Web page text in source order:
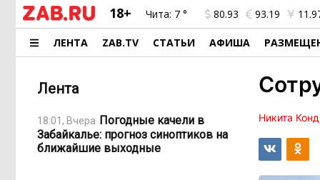
18+ Чита: 7 ° 80.93 93.19
ЛЕНТА ZAB.TV СТАТЬИ АФИША
Лента
18:01, Вчера Погодные качели в
Забайкалье: прогноз синоптиков на
ближайшие выходные
Никита